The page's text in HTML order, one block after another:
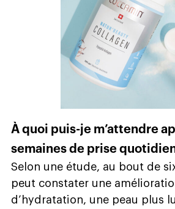
À quoi puis-je m’attendre
semaines de prise
Selon une étude, au bout de
peut constater une
d’hydratation, une peau plus